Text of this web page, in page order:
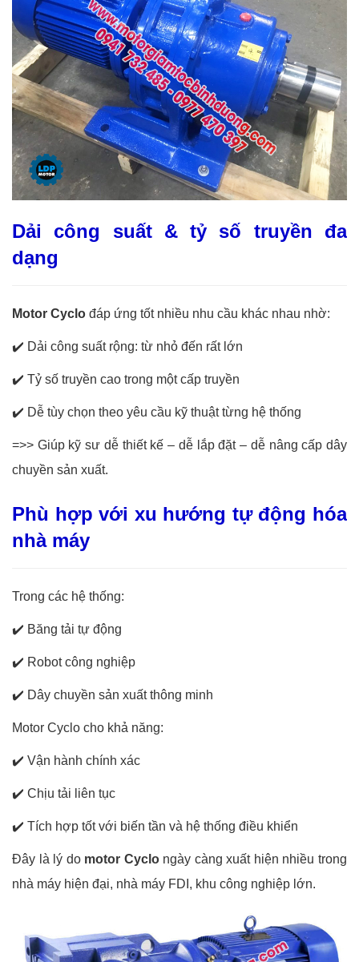
Dải công suất & tỷ số truyền đa
dạng
Motor Cyclo đáp ứng tốt nhiều nhu cầu khác nhau nhờ:
✔️ Dải công suất rộng: từ nhỏ đến rất lớn
✔️ Tỷ số truyền cao trong một cấp truyền
✔️ Dễ tùy chọn theo yêu cầu kỹ thuật từng hệ thống
=>> Giúp kỹ sư dễ thiết kế – dễ lắp đặt – dễ nâng cấp dây
chuyền sản xuất.
Phù hợp với xu hướng tự động hóa
nhà máy
Trong các hệ thống:
✔️ Băng tải tự động
✔️ Robot công nghiệp
✔️ Dây chuyền sản xuất thông minh
Motor Cyclo cho khả năng:
✔️ Vận hành chính xác
✔️ Chịu tải liên tục
✔️ Tích hợp tốt với biến tần và hệ thống điều khiển
Đây là lý do motor Cyclongày càng xuất hiện nhiều trong
nhà máy hiện đại, nhà máy FDI, khu công nghiệp lớn.